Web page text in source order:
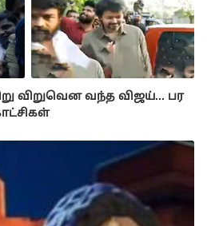
விறுவென வந்த விஜய்... பர